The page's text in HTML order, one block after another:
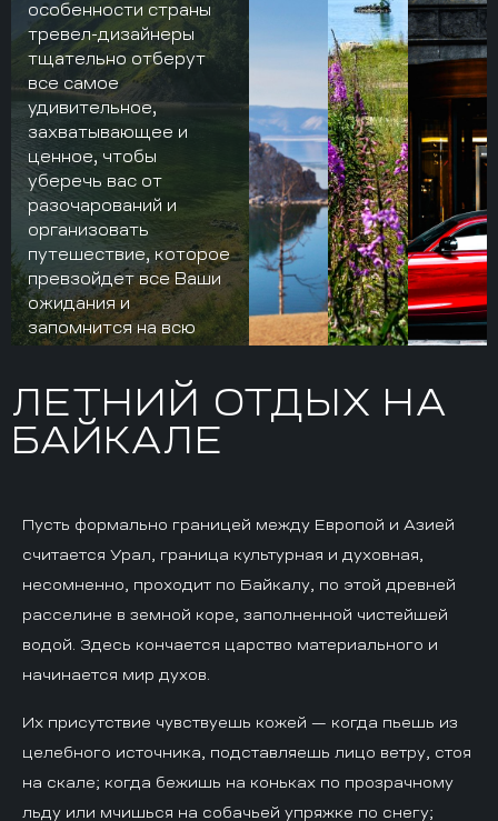
особенности страны
тревел-дизайнеры
тщательно отберут
все самое
удивительное,
захватывающее и
ценное, чтобы
уберечь вас от
разочарований и
организовать
путешествие, которое
превзойдет все Ваши
ожидания и
запомнится на всю
ЛЕТНИЙ ОТДЫХ НА
БАЙКАЛЕ
Пусть формально границей между Европой и Азией
считается Урал, граница культурная и духовная,
несомненно, проходит по Байкалу, по этой древней
расселине в земной коре, заполненной чистейшей
водой. Здесь кончается царство материального и
начинается мир духов.
Их присутствие чувствуешь кожей — когда пьешь из
целебного источника, подставляешь лицо ветру, стоя
на скале; когда бежишь на коньках по прозрачному
льду или мчишься на собачьей упряжке по снегу;